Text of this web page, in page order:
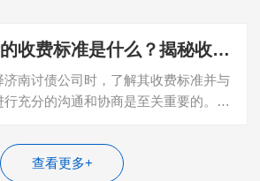
讨债的收费标准是什么？揭秘收账公司的讨债收费标准
济南讨债公司时，了解其收费标准并与
行充分的沟通和协商是至关重要的。透
查看更多+